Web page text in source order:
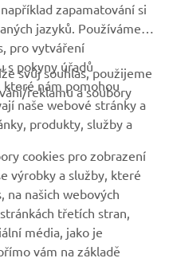
zapamatování si
jazyků. Používáme
pro vytváření
s pokyny úřadů
které nám pomohou
naše webové stránky a
produkty, služby a
svůj souhlas, použijeme
reklamu a soubory
cookies pro zobrazení
výrobky a služby, které
na našich webových
třetích stran,
média, jako je
vám na základě